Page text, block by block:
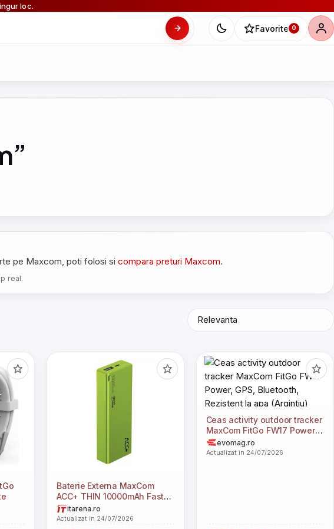
loc.
Favorite 0
pe Maxcom, poti folosi si compara preturi Maxcom.
real.
Baterie Externa MaxCom
ACC+ THIN 10000mAh Fast
Charge Green
itarena.ro
Actualizat in 24/07/2026
Ceas activity outdoor tracker
MaxCom FitGo FW17 Power,
GPS, Bluetooth, Rezistent la
apa (Argintiu)
evomag.ro
Actualizat in 24/07/2026